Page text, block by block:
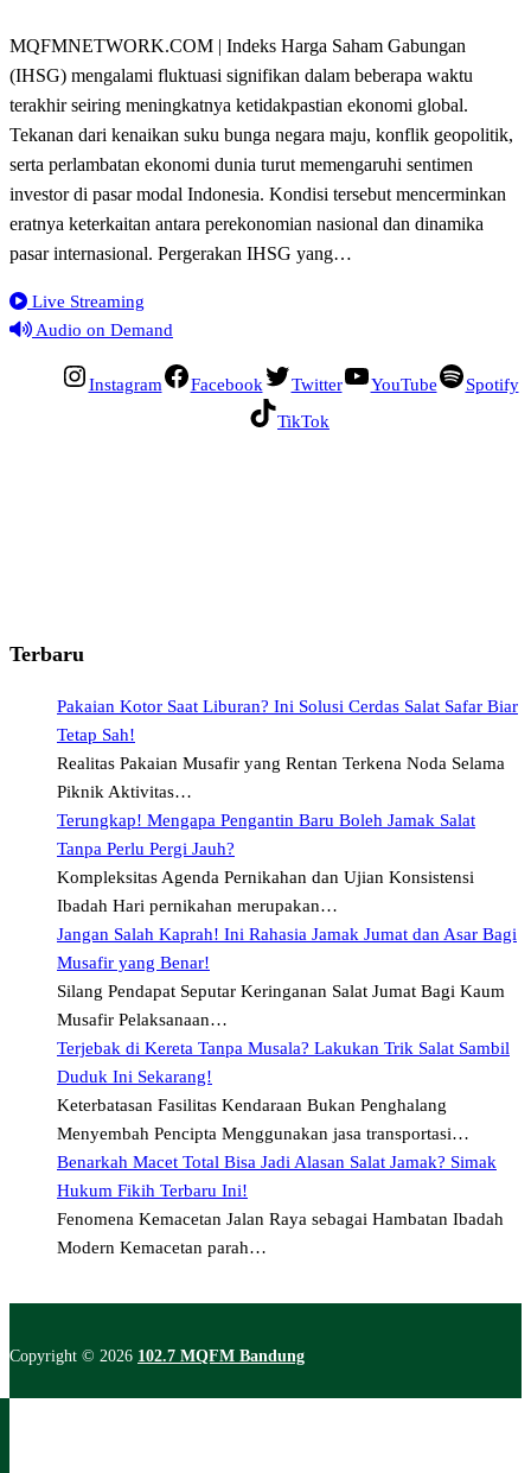
MQFMNETWORK.COM | Indeks Harga Saham Gabungan
(IHSG) mengalami fluktuasi signifikan dalam beberapa waktu
terakhir seiring meningkatnya ketidakpastian ekonomi global.
Tekanan dari kenaikan suku bunga negara maju, konflik geopolitik,
serta perlambatan ekonomi dunia turut memengaruhi sentimen
investor di pasar modal Indonesia. Kondisi tersebut mencerminkan
eratnya keterkaitan antara perekonomian nasional dan dinamika
pasar internasional. Pergerakan IHSG yang…
Live Streaming
Audio on Demand
Instagram Facebook Twitter YouTube
Spotify
TikTok
Terbaru
Pakaian Kotor Saat Liburan? Ini Solusi Cerdas Salat Safar Biar
Tetap Sah!
Realitas Pakaian Musafir yang Rentan Terkena Noda Selama
Piknik Aktivitas…
Terungkap! Mengapa Pengantin Baru Boleh Jamak Salat
Tanpa Perlu Pergi Jauh?
Kompleksitas Agenda Pernikahan dan Ujian Konsistensi
Ibadah Hari pernikahan merupakan…
Jangan Salah Kaprah! Ini Rahasia Jamak Jumat dan Asar Bagi
Musafir yang Benar!
Silang Pendapat Seputar Keringanan Salat Jumat Bagi Kaum
Musafir Pelaksanaan…
Terjebak di Kereta Tanpa Musala? Lakukan Trik Salat Sambil
Duduk Ini Sekarang!
Keterbatasan Fasilitas Kendaraan Bukan Penghalang
Menyembah Pencipta Menggunakan jasa transportasi…
Benarkah Macet Total Bisa Jadi Alasan Salat Jamak? Simak
Hukum Fikih Terbaru Ini!
Fenomena Kemacetan Jalan Raya sebagai Hambatan Ibadah
Modern Kemacetan parah…
Copyright © 2026 102.7 MQFM Bandung